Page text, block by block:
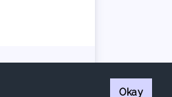
Okay